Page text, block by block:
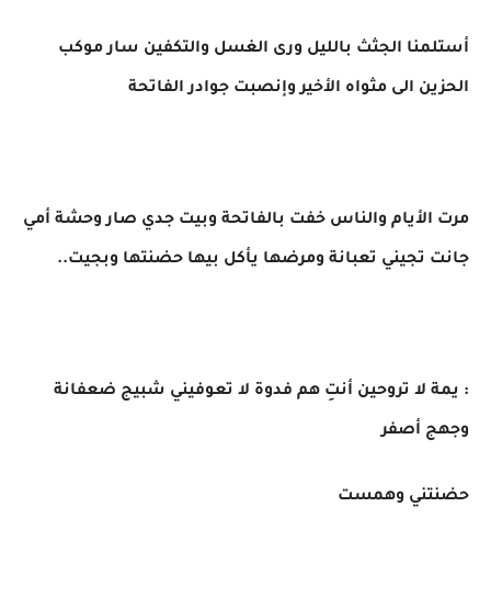
​أستلمنا الجثث بالليل ورى الغسل والتكفين سار موكب
الحزين الى مثواه الأخير وإنصبت جوادر الفاتحة
مرت الأيام والناس خفت بالفاتحة وبيت جدي صار وحشة أمي
جانت تجيني تعبانة ومرضها يأكل بيها حضنتها وبجيت..
​: يمة لا تروحين أنتِ هم فدوة لا تعوفيني شبيج ضعفانة
وجهج أصفر
حضنتني وهمست